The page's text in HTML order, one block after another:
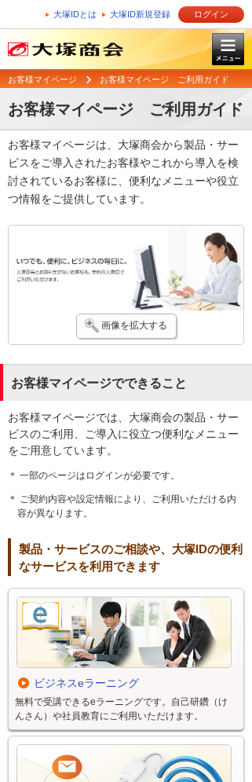
大塚IDとは 大塚ID新規登録 ログイン
お客様マイページ お客様マイページ ご利用ガイド
お客様マイページ ご利用ガイド
お客様マイページは、大塚商会から製品・サー
ビスをご導入されたお客様やこれから導入を検
討されているお客様に、便利なメニューや役立
つ情報をご提供しています。
画像を拡大する
お客様マイページでできること
お客様マイページでは、大塚商会の製品・サー
ビスのご利用、ご導入に役立つ便利なメニュー
をご用意しています。
＊ 一部のページはログインが必要です。
＊ ご契約内容や設定情報により、ご利用いただける内
容が異なります。
製品・サービスのご相談や、大塚IDの便利
なサービスを利用できます
ビジネスeラーニング
無料で受講できるeラーニングです。自己研鑽（け
んさん）や社員教育にご利用いただけます。